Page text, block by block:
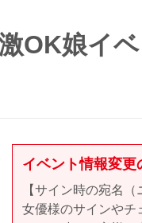
激OK娘イ
イベント情報変更
【サイン時の宛名
女優様のサインやチ